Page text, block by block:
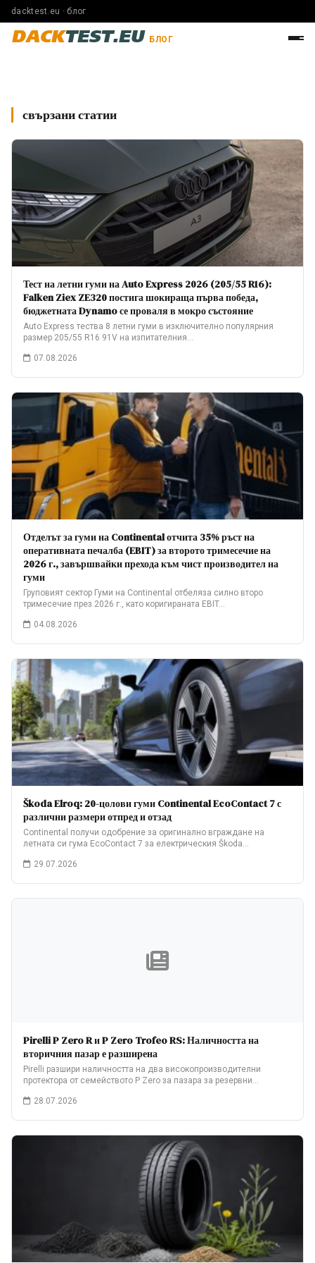
dacktest.eu · блог
DACKTEST.EU БЛОГ
свързани статии
Тест на летни гуми на Auto Express 2026 (205/55 R16):
Falken Ziex ZE320 постига шокираща първа победа,
бюджетната Dynamo се проваля в мокро състояние
Auto Express тества 8 летни гуми в изключително популярния
размер 205/55 R16 91V на изпитателния…
07.08.2026
Отделът за гуми на Continental отчита 35% ръст на
оперативната печалба (EBIT) за второто тримесечие на
2026 г., завършвайки прехода към чист производител на
гуми
Груповият сектор Гуми на Continental отбеляза силно второ
тримесечие през 2026 г., като коригираната EBIT…
04.08.2026
Škoda Elroq: 20-цолови гуми Continental EcoContact 7 с
различни размери отпред и отзад
Continental получи одобрение за оригинално вграждане на
летната си гума EcoContact 7 за електрическия Škoda…
29.07.2026
Pirelli P Zero R и P Zero Trofeo RS: Наличността на
вторичния пазар е разширена
Pirelli разшири наличността на два високопроизводителни
протектора от семейството P Zero за пазара за резервни…
28.07.2026